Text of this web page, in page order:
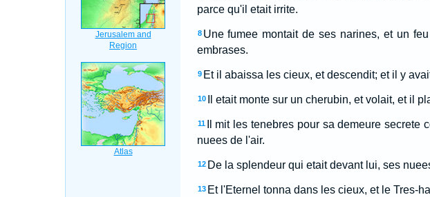
parce qu'il etait irrite.
8 Une fumee montait de ses narines, et un
embrases.
9 Et il abaissa les cieux, et descendit; et il y
10 Il etait monte sur un cherubin, et volait, et il
11
Il mit les tenebres pour sa demeure
nuees de l'air.
12 De la splendeur qui etait devant lui, ses
13 Et l'Eternel tonna dans les cieux, et le Tres-